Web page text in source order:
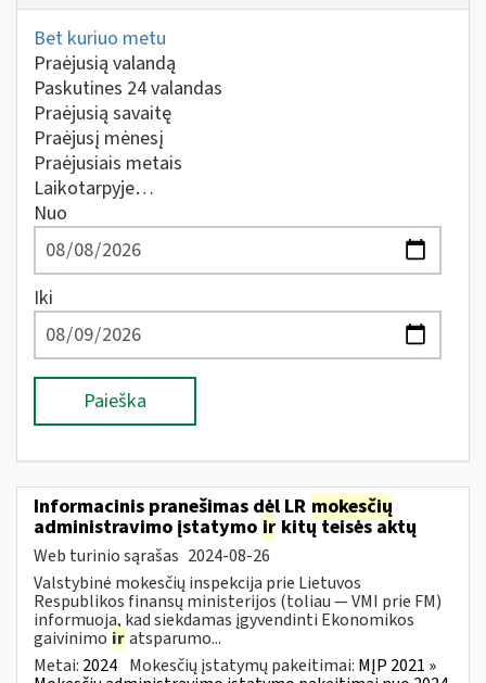
Bet kuriuo metu
Praėjusią valandą
Paskutines 24 valandas
Praėjusią savaitę
Praėjusį mėnesį
Praėjusiais metais
Laikotarpyje…
Nuo
Iki
Paieška
Informacinis pranešimas dėl LR mokesčių
administravimo įstatymo ir kitų teisės aktų
Web turinio sąrašas 2024-08-26
Valstybinė mokesčių inspekcija prie Lietuvos
Respublikos finansų ministerijos (toliau — VMI prie FM)
informuoja, kad siekdamas įgyvendinti Ekonomikos
gaivinimo iratsparumo...
Metai: 2024 Mokesčių įstatymų pakeitimai: MĮP 2021 »